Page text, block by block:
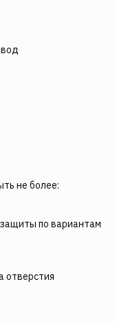
не более:
по вариантам
отверстия